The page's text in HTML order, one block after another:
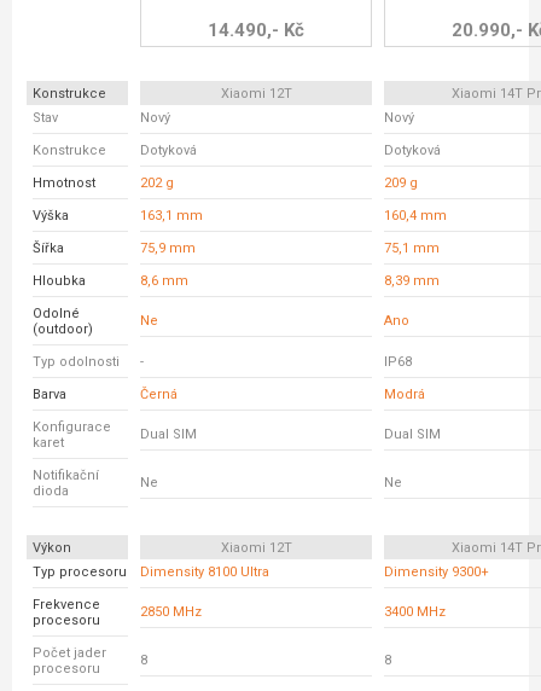
14.490,- Kč 20.990,-
Konstrukce Xiaomi 12T
Xiaomi 14T
Stav
Nový Nový
Konstrukce Dotyková Dotyková
Hmotnost 202 g 209 g
Výška 163,1 mm 160,4 mm
Šířka 75,9 mm 75,1 mm
Hloubka 8,6 mm 8,39 mm
Odolné
(outdoor)
Ne Ano
Typ odolnosti - IP68
Barva Černá Modrá
Konfigurace
karet
Dual SIM Dual SIM
Notifikační
dioda
Ne Ne
Výkon Xiaomi 12T
Xiaomi 14T
Typ procesoru
Dimensity 8100 Ultra Dimensity 9300+
Frekvence
procesoru
2850 MHz 3400 MHz
Počet jader
procesoru
8 8